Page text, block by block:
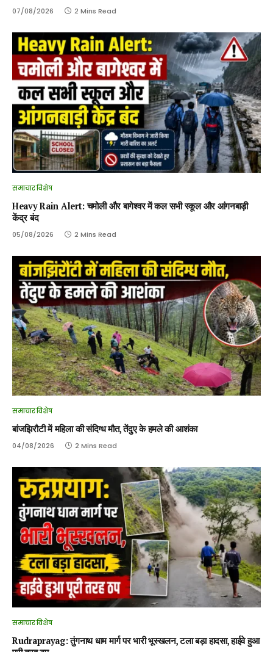
07/08/2026 2 Mins Read
समाचार विशेष
Heavy Rain Alert: चमोली और बागेश्वर में कल सभी स्कूल और आंगनबाड़ी
केंद्र बंद
05/08/2026 2 Mins Read
समाचार विशेष
बांजझिरौटी में महिला की संदिग्ध मौत, तेंदुए के हमले की आशंका
04/08/2026 2 Mins Read
समाचार विशेष
Rudraprayag: तुंगनाथ धाम मार्ग पर भारी भूस्खलन, टला बड़ा हादसा, हाईवे हुआ